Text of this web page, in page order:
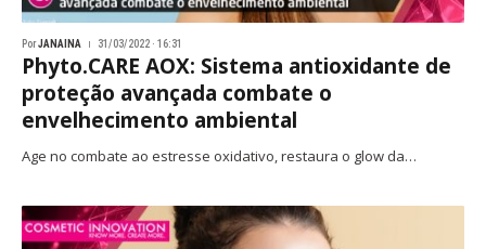
PorJANAINA 31/03/2022 · 16:31
Phyto.CARE AOX: Sistema antioxidante de
proteção avançada combate o
envelhecimento ambiental
Age no combate ao estresse oxidativo, restaura o glow da…